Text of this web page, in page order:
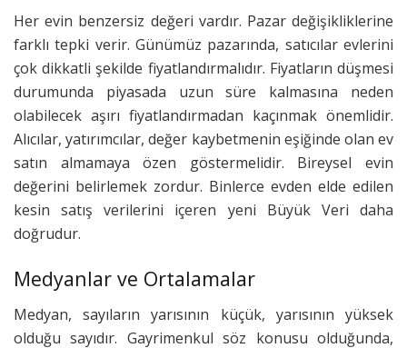
Her evin benzersiz değeri vardır. Pazar değişikliklerine
farklı tepki verir. Günümüz pazarında, satıcılar evlerini
çok dikkatli şekilde fiyatlandırmalıdır. Fiyatların düşmesi
durumunda piyasada uzun süre kalmasına neden
olabilecek aşırı fiyatlandırmadan kaçınmak önemlidir.
Alıcılar, yatırımcılar, değer kaybetmenin eşiğinde olan ev
satın almamaya özen göstermelidir. Bireysel evin
değerini belirlemek zordur. Binlerce evden elde edilen
kesin satış verilerini içeren yeni Büyük Veri daha
doğrudur.
Medyanlar ve Ortalamalar
Medyan, sayıların yarısının küçük, yarısının yüksek
olduğu sayıdır. Gayrimenkul söz konusu olduğunda,